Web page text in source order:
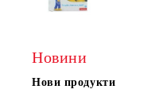
Новини
Нови продукти